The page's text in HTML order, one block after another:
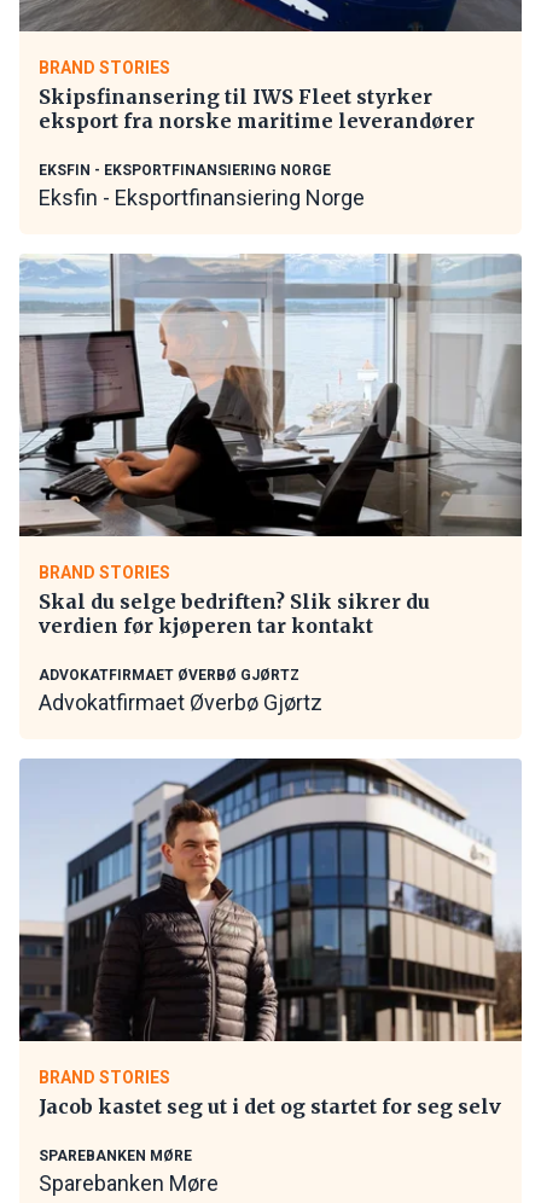
BRAND STORIES
Skipsfinansering til IWS Fleet styrker
eksport fra norske maritime leverandører
EKSFIN - EKSPORTFINANSIERING NORGE
Eksfin - Eksportfinansiering Norge
BRAND STORIES
Skal du selge bedriften? Slik sikrer du
verdien før kjøperen tar kontakt
ADVOKATFIRMAET ØVERBØ GJØRTZ
Advokatfirmaet Øverbø Gjørtz
BRAND STORIES
Jacob kastet seg ut i det og startet for seg selv
SPAREBANKEN MØRE
Sparebanken Møre